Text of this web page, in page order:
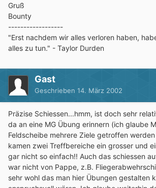
Gruß
Bounty
------------------
"Erst nachdem wir alles verloren haben,
alles zu tun." - Taylor Durden
Gast
Geschrieben 14. März 2002
Präzise Schiessen...hmm, ist doch sehr
da an eine MG Übung erinnern (ich glaube
Feldscheibe mehrere Ziele getroffen
kamen zwei Treffbereiche ein grosser und
gar nicht so einfach!! Auch das schiessen
war nicht von Pappe, z.B.
sehr wohl das man hier Übungen gestalten